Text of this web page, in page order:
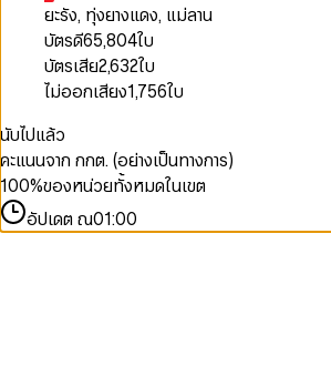
ยะรัง, ทุ่งยางแดง, แม่ลาน
บัตรดี65,804ใบ
บัตรเสีย2,632ใบ
ไม่ออกเสียง1,756ใบ
นับไปแล้ว
คะแนนจาก กกต. (อย่างเป็นทางการ)
100%ของหน่วยทั้งหมดในเขต
อัปเดต ณ01:00